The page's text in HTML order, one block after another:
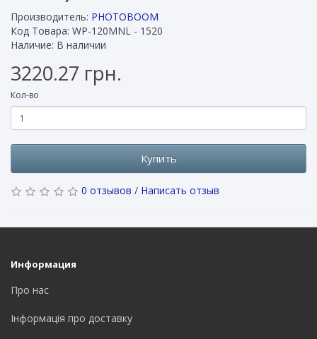
Производитель: PHOTOBOOM
Код Товара: WP-120MNL - 1520
Наличие: В наличии
3220.27 грн.
Кол-во
Купить
0 отзывов / Написать отзыв
Информация
Про нас
Інформація про доставку